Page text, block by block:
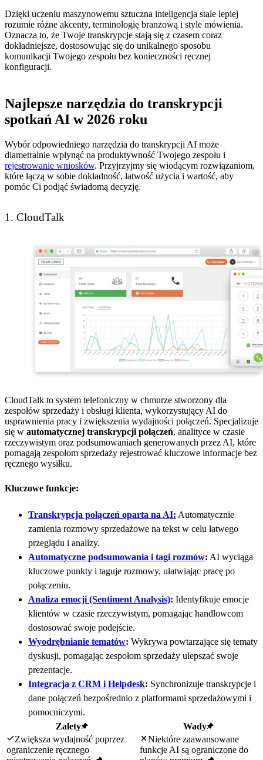
Dzięki uczeniu maszynowemu sztuczna inteligencja stale lepiej
rozumie różne akcenty, terminologię branżową i style mówienia.
Oznacza to, że Twoje transkrypcje stają się z czasem coraz
dokładniejsze, dostosowując się do unikalnego sposobu
komunikacji Twojego zespołu bez konieczności ręcznej
konfiguracji.
Najlepsze narzędzia do transkrypcji
spotkań AI w 2026 roku
Wybór odpowiedniego narzędzia do transkrypcji AI może
diametralnie wpłynąć na produktywność Twojego zespołu i
rejestrowanie wniosków. Przyjrzyjmy się wiodącym rozwiązaniom,
które łączą w sobie dokładność, łatwość użycia i wartość, aby
pomóc Ci podjąć świadomą decyzję.
1. CloudTalk
CloudTalk to system telefoniczny w chmurze stworzony dla
zespołów sprzedaży i obsługi klienta, wykorzystujący AI do
usprawnienia pracy i zwiększenia wydajności połączeń. Specjalizuje
się w automatycznej transkrypcji połączeń, analityce w czasie
rzeczywistym oraz podsumowaniach generowanych przez AI, które
pomagają zespołom sprzedaży rejestrować kluczowe informacje bez
ręcznego wysiłku.
Kluczowe funkcje:
Transkrypcja połączeń oparta na AI: Automatycznie
zamienia rozmowy sprzedażowe na tekst w celu łatwego
przeglądu i analizy.
Automatyczne podsumowania i tagi rozmów: AI wyciąga
kluczowe punkty i taguje rozmowy, ułatwiając pracę po
połączeniu.
Analiza emocji (Sentiment Analysis): Identyfikuje emocje
klientów w czasie rzeczywistym, pomagając handlowcom
dostosować swoje podejście.
Wyodrębnianie tematów: Wykrywa powtarzające się tematy
dyskusji, pomagając zespołom sprzedaży ulepszać swoje
prezentacje.
Integracja z CRM i Helpdesk: Synchronizuje transkrypcje i
dane połączeń bezpośrednio z platformami sprzedażowymi i
pomocniczymi.
Zalety
Wady
Zwiększa wydajność poprzez
ograniczenie ręcznego
Niektóre zaawansowane
funkcje AI są ograniczone do